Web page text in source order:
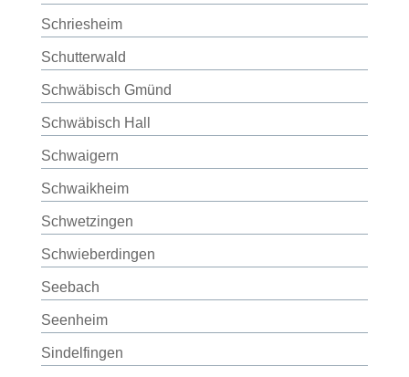
Schriesheim
Schutterwald
Schwäbisch Gmünd
Schwäbisch Hall
Schwaigern
Schwaikheim
Schwetzingen
Schwieberdingen
Seebach
Seenheim
Sindelfingen